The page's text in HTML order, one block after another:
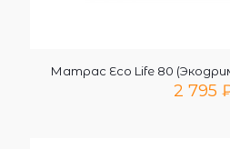
Матрас Eco Life 80
2 795